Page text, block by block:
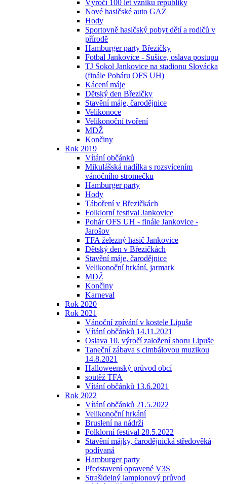
Výročí 100 let vzniku republiky
Nové hasičské auto GAZ
Hody
Sportovně hasičský pobyt dětí a rodičů v
přírodě
Hamburger party Březičky
Fotbal Jankovice - Sušice, oslava postupu
TJ Sokol Jankovice na stadionu Slovácka
(finále Poháru OFS UH)
Kácení máje
Dětský den Březičky
Stavění máje, čarodějnice
Velikonoce
Velikonoční tvoření
MDŽ
Končiny
Rok 2019
Vítání občánků
Mikulášská nadílka s rozsvícením
vánočního stromečku
Hamburger party
Hody
Táboření v Březičkách
Folklorní festival Jankovice
Pohár OFS UH - finále Jankovice -
Jarošov
TFA železný hasič Jankovice
Dětský den v Březičkách
Stavění máje, čarodějnice
Velikonoční hrkání, jarmark
MDŽ
Končiny
Karneval
Rok 2020
Rok 2021
Vánoční zpívání v kostele Lipuše
Vítání občánků 14.11.2021
Oslava 10. výročí založení sboru Lipuše
Taneční zábava s cimbálovou muzikou
14.8.2021
Halloweenský průvod obcí
soutěž TFA
Vítání občánků 13.6.2021
Rok 2022
Vítání občánků 21.5.2022
Velikonoční hrkání
Bruslení na nádrži
Folklorní festival 28.5.2022
Stavění májky, čarodějnická středověká
podívaná
Hamburger party
Představení opravené V3S
Strašidelný lampionový průvod